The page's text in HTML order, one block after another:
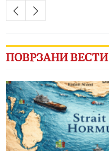
ПОВРЗАНИ ВЕСТИ